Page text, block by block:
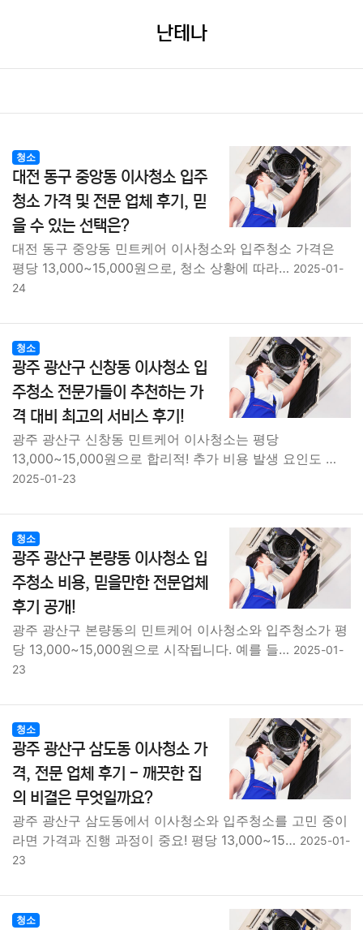
난테나
청소
대전 동구 중앙동 이사청소 입주
청소 가격 및 전문 업체 후기, 믿
을 수 있는 선택은?
대전 동구 중앙동 민트케어 이사청소와 입주청소 가격은
평당 13,000~15,000원으로, 청소 상황에 따라… 2025-01-
24
청소
광주 광산구 신창동 이사청소 입
주청소 전문가들이 추천하는 가
격 대비 최고의 서비스 후기!
광주 광산구 신창동 민트케어 이사청소는 평당
13,000~15,000원으로 합리적! 추가 비용 발생 요인도 …
2025-01-23
청소
광주 광산구 본량동 이사청소 입
주청소 비용, 믿을만한 전문업체
후기 공개!
광주 광산구 본량동의 민트케어 이사청소와 입주청소가 평
당 13,000~15,000원으로 시작됩니다. 예를 들… 2025-01-
23
청소
광주 광산구 삼도동 이사청소 가
격, 전문 업체 후기 - 깨끗한 집
의 비결은 무엇일까요?
광주 광산구 삼도동에서 이사청소와 입주청소를 고민 중이
라면 가격과 진행 과정이 중요! 평당 13,000~15… 2025-01-
23
청소